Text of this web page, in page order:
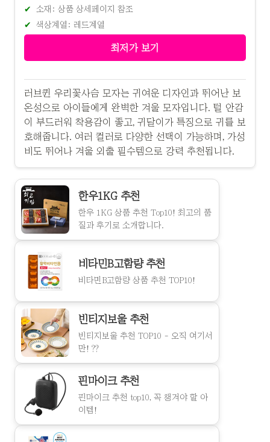
소재: 상품 상세페이지 참조
색상계열: 레드계열
최저가 보기
러브퀸 우리꽃사슴 모자는 귀여운 디자인과 뛰어난 보
온성으로 아이들에게 완벽한 겨울 모자입니다. 털 안감
이 부드러워 착용감이 좋고, 귀달이가 특징으로 귀를 보
호해줍니다. 여러 컬러로 다양한 선택이 가능하며, 가성
비도 뛰어나 겨울 외출 필수템으로 강력 추천됩니다.
한우1KG 추천
한우 1KG 상품 추천 Top10! 최고의 품
질과 후기로 소개합니다.
비타민B고함량 추천
비타민B고함량 상품 추천 TOP10!
빈티지보울 추천
빈티지보울 추천 TOP10 - 오직 여기서
만! ??
핀마이크 추천
핀마이크 추천 top10, 꼭 챙겨야 할 아
이템!